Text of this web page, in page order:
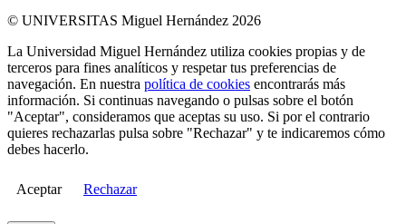
© UNIVERSITAS Miguel Hernández 2026
La Universidad Miguel Hernández utiliza cookies propias y de
terceros para fines analíticos y respetar tus preferencias de
navegación. En nuestra política de cookies encontrarás más
información. Si continuas navegando o pulsas sobre el botón
"Aceptar", consideramos que aceptas su uso. Si por el contrario
quieres rechazarlas pulsa sobre "Rechazar" y te indicaremos cómo
debes hacerlo.
Aceptar Rechazar